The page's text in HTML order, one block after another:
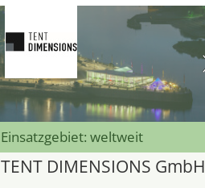
Einsatzgebiet: weltweit
TENT DIMENSIONS GmbH